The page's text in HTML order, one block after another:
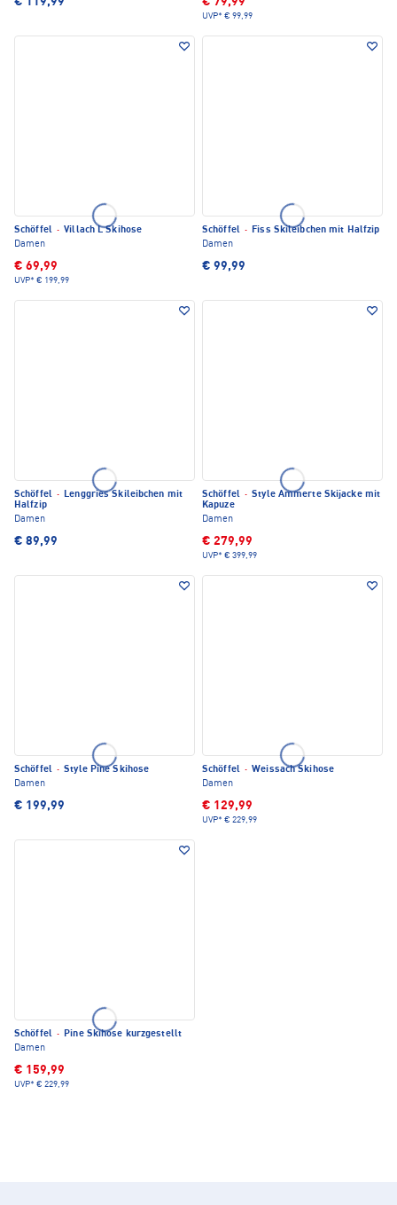
UVP* € 99,99
Schöffel · Villach L Skihose
Damen
€ 69,99
UVP* € 199,99
Schöffel · Fiss Skileibchen mit Halfzip
Damen
€ 99,99
Schöffel · Lenggries Skileibchen mit
Halfzip
Damen
€ 89,99
Schöffel · Style Ammerte Skijacke mit
Kapuze
Damen
€ 279,99
UVP* € 399,99
Schöffel · Style Pine Skihose
Damen
€ 199,99
Schöffel · Weissach Skihose
Damen
€ 129,99
UVP* € 229,99
Schöffel · Pine Skihose kurzgestellt
Damen
€ 159,99
UVP* € 229,99